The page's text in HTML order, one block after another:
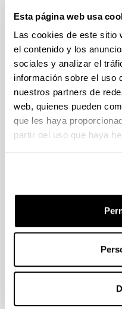
Esta página web usa
Las cookies de este sitio
el contenido y los
sociales y analizar el
información sobre el uso
nuestros partners de
web, quienes pueden
que les haya
partir del uso que haya
FUNDACION LA CAIXA
PROGRAMME 2027
Trámite abierto
CONVOCATORIA PARA
PERSONAL
(2026)
Trámite abierto (Plazo de
25/06/2026 23:59)
16/07/2026: Listado
excluidas para evaluación.
FINANCIADO CON
GRUPO/PROYECTO DE
09/07/2026: Fase 2.